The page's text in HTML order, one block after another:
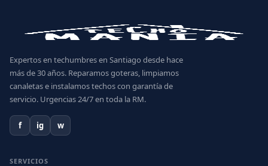
Expertos en techumbres en Santiago desde hace
más de 30 años. Reparamos goteras, limpiamos
canaletas e instalamos techos con garantía de
servicio. Urgencias 24/7 en toda la RM.
f ig w
SERVICIOS